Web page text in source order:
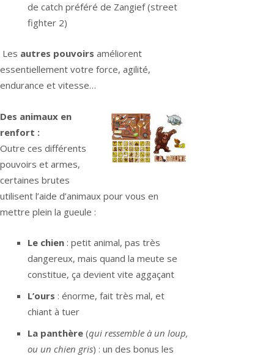
de catch préféré de Zangief (street
fighter 2)
Les autres pouvoirs améliorent
essentiellement votre force, agilité,
endurance et vitesse…
Des animaux en
renfort :
Outre ces différents
pouvoirs et armes,
certaines brutes
utilisent l’aide d’animaux pour vous en
mettre plein la gueule :
Le chien : petit animal, pas très
dangereux, mais quand la meute se
constitue, ça devient vite aggaçant
L’ours : énorme, fait très mal, et
chiant à tuer
La panthère (qui ressemble à un loup,
ou un chien gris) : un des bonus les